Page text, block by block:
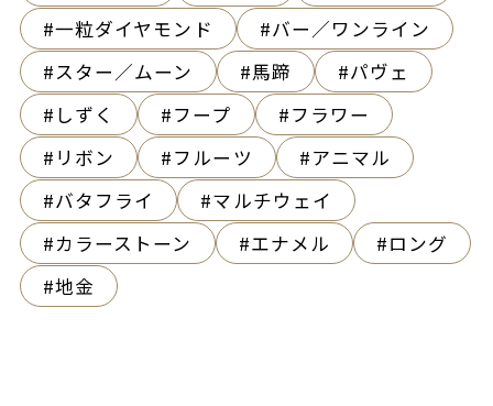
一粒ダイヤモンド
バー／ワンライン
スター／ムーン
馬蹄
パヴェ
しずく
フープ
フラワー
リボン
フルーツ
アニマル
バタフライ
マルチウェイ
カラーストーン
エナメル
ロング
地金